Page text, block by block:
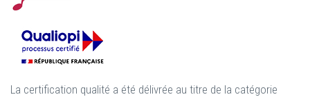
La certification qualité a été délivrée au titre de la catégorie